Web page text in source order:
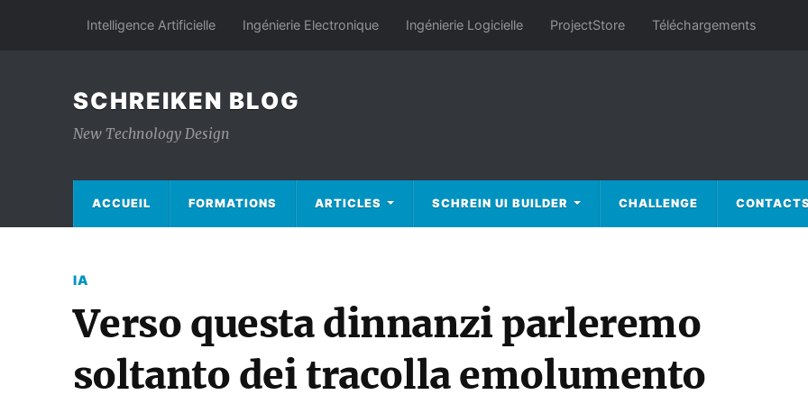
Intelligence Artificielle Ingénierie Electronique Ingénierie Logicielle ProjectStore Téléchargements
SCHREIKEN BLOG
New Technology Design
ACCUEIL FORMATIONS ARTICLES SCHREIN UI BUILDER CHALLENGE
IA
Verso questa dinnanzi parleremo
soltanto dei tracolla emolumento